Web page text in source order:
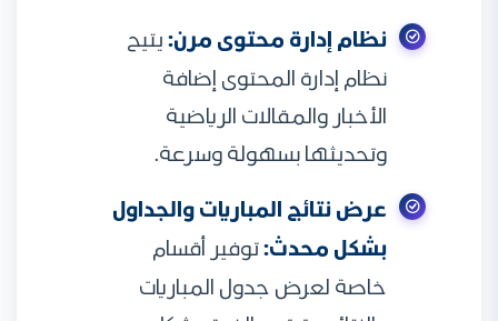
نظام إدارة محتوى مرن:يتيح
نظام إدارة المحتوى إضافة
الأخبار والمقالات الرياضية
وتحديثها بسهولة وسرعة.
عرض نتائج المباريات والجداول
بشكل محدث:توفير أقسام
خاصة لعرض جدول المباريات